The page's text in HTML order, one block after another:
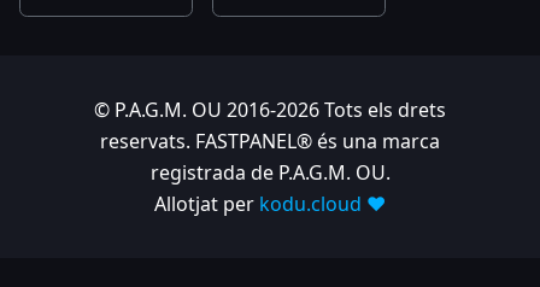
© P.A.G.M. OU 2016-2026 Tots els drets
reservats. FASTPANEL® és una marca
registrada de P.A.G.M. OU.
Allotjat per kodu.cloud ❤️